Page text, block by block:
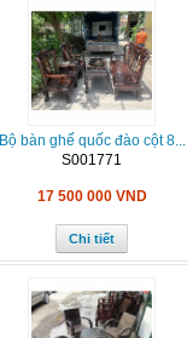
Bộ bàn ghế quốc đào cột 8...
S001771
17 500 000 VND
Chi tiết